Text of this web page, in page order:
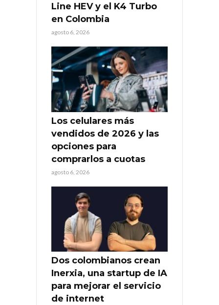
Line HEV y el K4 Turbo
en Colombia
agosto 6, 2026
Los celulares más
vendidos de 2026 y las
opciones para
comprarlos a cuotas
agosto 6, 2026
Dos colombianos crean
Inerxia, una startup de IA
para mejorar el servicio
de internet